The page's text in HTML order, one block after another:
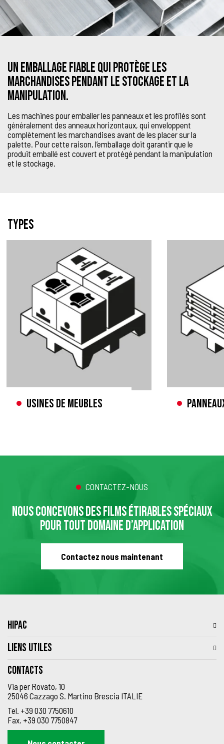
Un emballage fiable qui protège les
marchandises pendant le stockage et la
manipulation.
Les machines pour emballer les panneaux et les profilés sont
généralement des anneaux horizontaux, qui enveloppent
complètement les marchandises avant de les placer sur la
palette. Pour cette raison, l’emballage doit garantir que le
produit emballé est couvert et protégé pendant la manipulation
et le stockage.
Types
Usines de meubles
CONTACTEZ-NOUS
NOUS CONCEVONS DES FILMS ÉTIRABLES SPÉCIAUX
POUR TOUT DOMAINE D’APPLICATION
Contactez nous maintenant
HIPAC
LIENS UTILES
Contacts
Via per Rovato, 10
25046 Cazzago S. Martino Brescia ITALIE
Tel. +39 030 7750610
Fax. +39 030 7750847